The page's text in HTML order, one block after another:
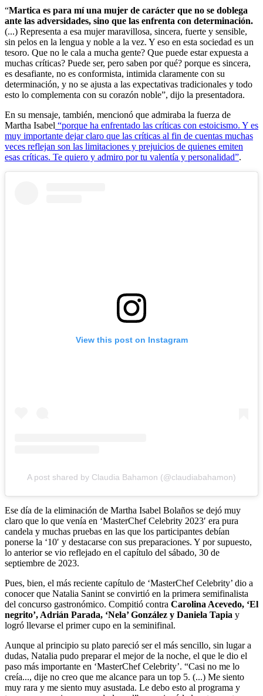
“Martica es para mí una mujer de carácter que no se doblega
ante las adversidades, sino que las enfrenta con determinación.
(...) Representa a esa mujer maravillosa, sincera, fuerte y sensible,
sin pelos en la lengua y noble a la vez. Y eso en esta sociedad es un
tesoro. Que no le cala a mucha gente? Que puede estar expuesta a
muchas críticas? Puede ser, pero saben por qué? porque es sincera,
es desafiante, no es conformista, intimida claramente con su
determinación, y no se ajusta a las expectativas tradicionales y todo
esto lo complementa con su corazón noble”, dijo la presentadora.
En su mensaje, también, mencionó que admiraba la fuerza de
Martha Isabel “porque ha enfrentado las críticas con estoicismo. Y es
muy importante dejar claro que las críticas al fin de cuentas muchas
veces reflejan son las limitaciones y prejuicios de quienes emiten
esas críticas. Te quiero y admiro por tu valentía y personalidad”.
View this post on Instagram
A post shared by Claudia Bahamon (@claudiabahamon)
Ese día de la eliminación de Martha Isabel Bolaños se dejó muy
claro que lo que venía en ‘MasterChef Celebrity 2023′ era pura
candela y muchas pruebas en las que los participantes debían
ponerse la ‘10′ y destacarse con sus preparaciones. Y por supuesto,
lo anterior se vio reflejado en el capítulo del sábado, 30 de
septiembre de 2023.
Pues, bien, el más reciente capítulo de ‘MasterChef Celebrity’ dio a
conocer que Natalia Sanint se convirtió en la primera semifinalista
del concurso gastronómico. Compitió contra Carolina Acevedo, ‘El
negrito’, Adrián Parada, ‘Nela’ González y Daniela Tapia y
logró llevarse el primer cupo en la seminifinal.
Aunque al principio su plato pareció ser el más sencillo, sin lugar a
dudas, Natalia pudo preparar el mejor de la noche, el que le dio el
paso más importante en ‘MasterChef Celebrity’. “Casi no me lo
creía..., dije no creo que me alcance para un top 5. (...) Me siento
muy rara y me siento muy asustada. Le debo esto al programa y